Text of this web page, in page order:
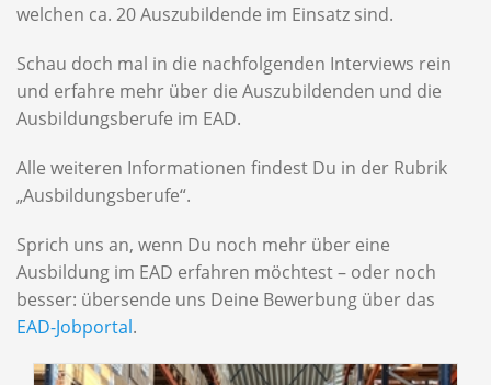
welchen ca. 20 Auszubildende im Einsatz sind.
Schau doch mal in die nachfolgenden Interviews rein
und erfahre mehr über die Auszubildenden und die
Ausbildungsberufe im EAD.
Alle weiteren Informationen findest Du in der Rubrik
„Ausbildungsberufe“.
Sprich uns an, wenn Du noch mehr über eine
Ausbildung im EAD erfahren möchtest – oder noch
besser: übersende uns Deine Bewerbung über das
EAD-Jobportal.